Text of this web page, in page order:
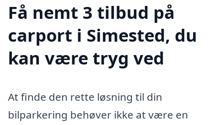
Få nemt 3 tilbud på
carport i Simested, du
kan være tryg ved
At finde den rette løsning til din
bilparkering behøver ikke at være en